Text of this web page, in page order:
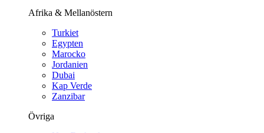
Afrika & Mellanöstern
Turkiet
Egypten
Marocko
Jordanien
Dubai
Kap Verde
Zanzibar
Övriga